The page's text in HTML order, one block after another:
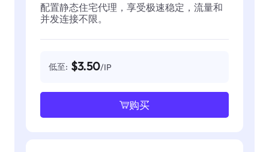
配置静态住宅代理，享受极速稳定，流量和
并发连接不限。
低至: $3.50/IP
购买